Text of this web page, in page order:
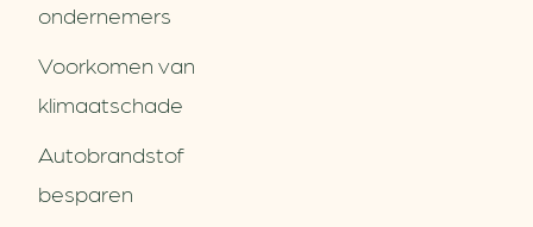
ondernemers
Voorkomen van
klimaatschade
Autobrandstof
besparen